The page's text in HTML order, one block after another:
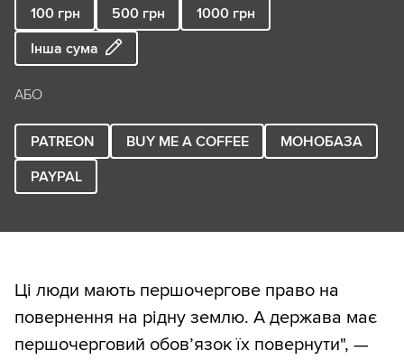
100 грн 500 грн 1000 грн
Інша сума
АБО
PATREON BUY ME A COFFEE
МОНОБАЗА
PAYPAL
Ці люди мають першочергове право на
повернення на рідну землю. А держава має
першочерговий обов’язок їх повернути", —